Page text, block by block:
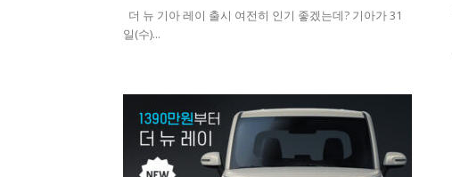
더 뉴 기아 레이 출시 여전히 인기 좋겠는데? 기아가 31
일(수)...